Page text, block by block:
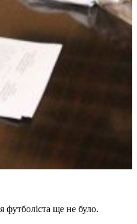
футболіста ще не було.